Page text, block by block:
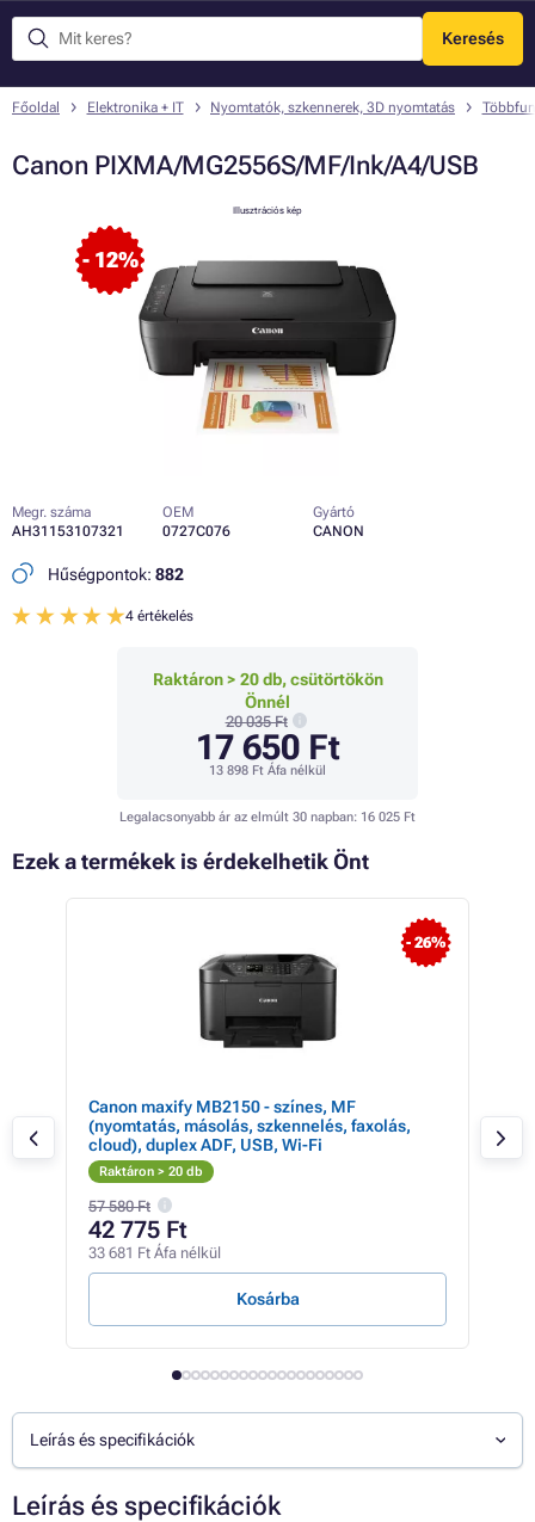
Keresés
Menü
Főoldal Elektronika + IT Nyomtatók, szkennerek, 3D nyomtatás
Canon PIXMA/MG2556S/MF/Ink/A4/USB
- 12%
Illusztrációs kép
Megr. száma
AH31153107321
OEM
0727C076
Gyártó
CANON
Hűségpontok: 882
4 értékelés
Raktáron > 20 db, csütörtökön
Önnél
20 035 Ft
17 650 Ft
13 898 Ft Áfa nélkül
Legalacsonyabb ár az elmúlt 30 napban: 16 025 Ft
Ezek a termékek is érdekelhetik Önt
- 26%
Canon maxify MB2150 - színes, MF
(nyomtatás, másolás, szkennelés, faxolás,
cloud), duplex ADF, USB, Wi-Fi
Raktáron > 20 db
57 580 Ft
42 775 Ft
33 681 Ft Áfa nélkül
Kosárba
Leírás és specifikációk
Leírás és specifikációk